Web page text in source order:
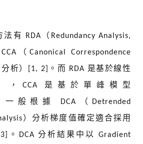
法有 RDA （ Redundancy Analysis,
CCA （Canonical Correspondence
析） [1, 2] 。而 RDA 是基於線性
， CCA 是基於單峰模型
一般根據 DCA （ Detrended
）分析梯度值確定適合採用
[3] 。 DCA 分析結果中以 Gradient